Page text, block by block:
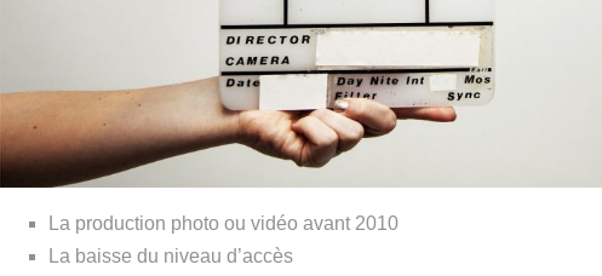
La production photo ou vidéo avant 2010
La baisse du niveau d’accès